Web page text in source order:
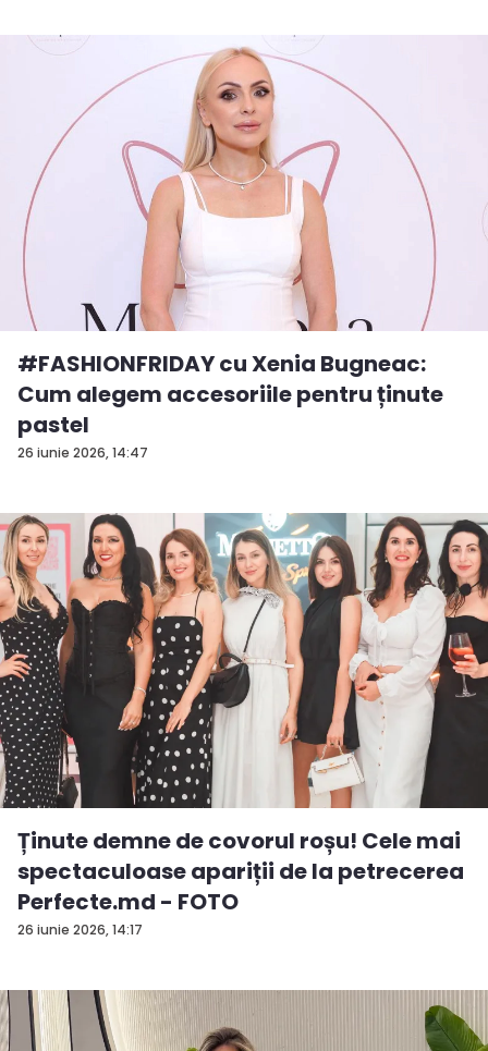
26 iunie 2026, 14:47
#FASHIONFRIDAY cu Xenia Bugneac:
Cum alegem accesoriile pentru ținute
pastel
26 iunie 2026, 14:17
Ținute demne de covorul roșu! Cele mai
spectaculoase apariții de la petrecerea
Perfecte.md - FOTO